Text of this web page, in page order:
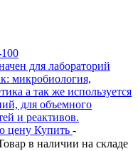
для лабораторий
микробиология,
а так же используется
для объемного
и реактивов.
цену Купить -
в наличии на складе